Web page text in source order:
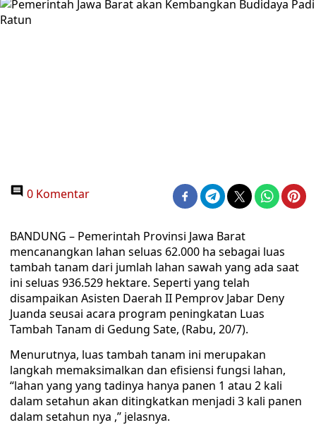
0 Komentar
BANDUNG – Pemerintah Provinsi Jawa Barat
mencanangkan lahan seluas 62.000 ha sebagai luas
tambah tanam dari jumlah lahan sawah yang ada saat
ini seluas 936.529 hektare. Seperti yang telah
disampaikan Asisten Daerah II Pemprov Jabar Deny
Juanda seusai acara program peningkatan Luas
Tambah Tanam di Gedung Sate, (Rabu, 20/7).
Menurutnya, luas tambah tanam ini merupakan
langkah memaksimalkan dan efisiensi fungsi lahan,
“lahan yang yang tadinya hanya panen 1 atau 2 kali
dalam setahun akan ditingkatkan menjadi 3 kali panen
dalam setahun nya ,’’ jelasnya.